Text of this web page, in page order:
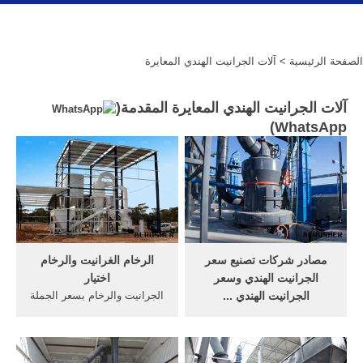
الصفحة الرئيسية > آلات الجرانيت الهندي المعايرة
آلات الجرانيت الهندي المعايرة المقدمة(
WhatsApp
)
الرخام الغرانيت والرخام
اختيار
الجرانيت والرخام بسعر الجملة
الحجر الجيري
مصادر شركات تصنيع سعر
الجرانيت الهندي وسعر
الجرانيت الهندي ...
سعر الجرانيت الهندي. وفر لك